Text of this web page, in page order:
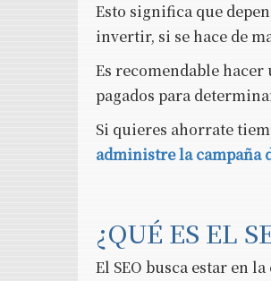
Esto significa que
invertir, si se hace de
Es recomendable
pagados para
Si quieres ahorrate
administre la campaña
¿QUÉ ES EL
El SEO busca estar en